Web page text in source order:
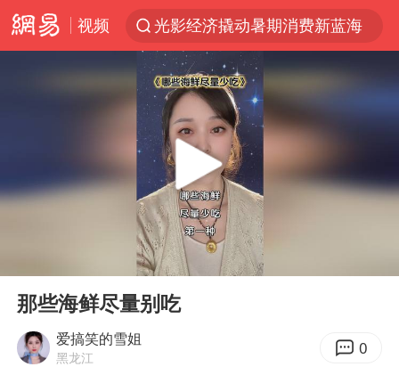
视频
光影经济撬动暑期消费新蓝海
新疆优化调整景区内自驾服务费
《欢迎来龙餐馆》口碑
情侣在平潭拍日出时坠崖致一死一伤
白海豚将正面袭击贯穿浙江
宇树王兴兴被问了360多个问题
全民健身事业高质量发展
Play
那些海鲜尽量别吃
爱搞笑的雪姐
黑龙江 0